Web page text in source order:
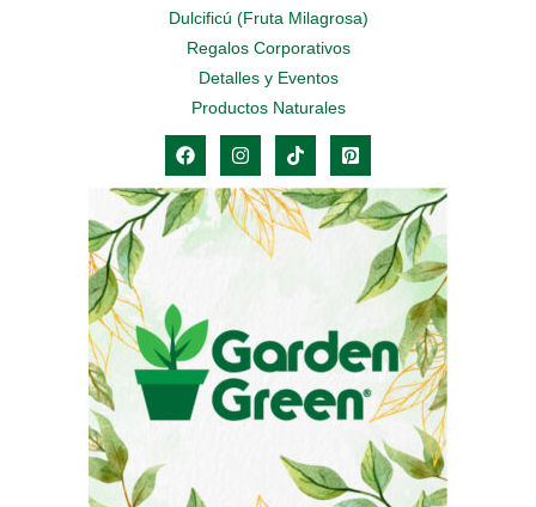
Dulcificú (Fruta Milagrosa)
Regalos Corporativos
Detalles y Eventos
Productos Naturales